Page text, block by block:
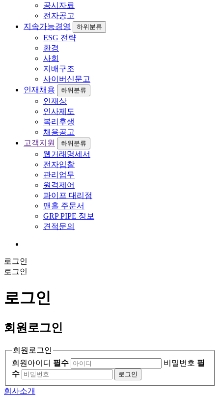
공시자료
전자공고
지속가능경영
하위분류
ESG 전략
환경
사회
지배구조
사이버신문고
인재채용
하위분류
인재상
인사제도
복리후생
채용공고
고객지원
하위분류
웹거래명세서
전자입찰
관리업무
원격제어
파이프 대리점
맨홀 주문서
GRP PIPE 정보
견적문의
로그인
로그인
로그인
회원 로그인
회원로그인
회원아이디 필수 비밀번호 필
수
로그인
회사소개